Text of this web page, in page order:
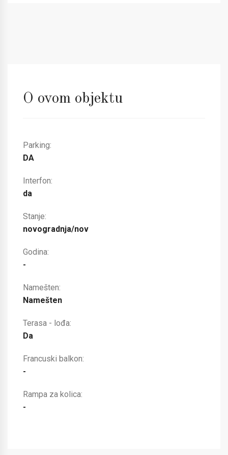
O ovom objektu
Parking:
DA
Interfon:
da
Stanje:
novogradnja/nov
Godina:
-
Namešten:
Namešten
Terasa - lođa:
Da
Francuski balkon:
-
Rampa za kolica:
-